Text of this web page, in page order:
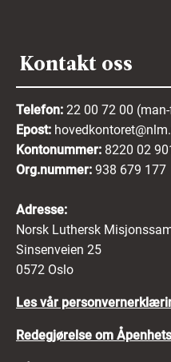
Kontakt oss
Telefon: 22 00 72 00
Epost:
Kontonummer: 8220 02
Org.nummer: 938 679 177
Adresse:
Norsk Luthersk
Sinsenveien 25
0572 Oslo
Les vår
Redegjørelse om